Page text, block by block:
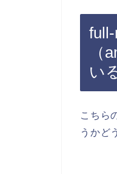
い
こちら
うかど